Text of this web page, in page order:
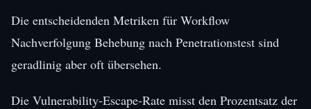
Die entscheidenden Metriken für Workflow
Nachverfolgung Behebung nach Penetrationstest sind
geradlinig aber oft übersehen.
Die Vulnerability-Escape-Rate misst den Prozentsatz der